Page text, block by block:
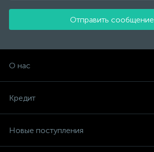
Отправить сообщение
О нас
Кредит
Новые поступления